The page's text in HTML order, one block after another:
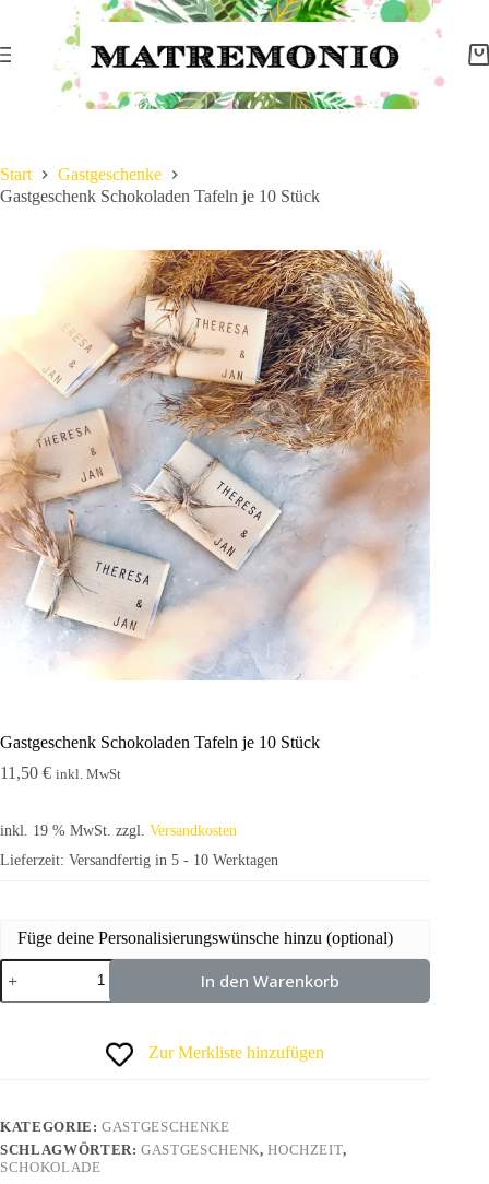
Start
Gastgeschenke
Gastgeschenk Schokoladen Tafeln je 10 Stück
Gastgeschenk Schokoladen Tafeln je 10 Stück
11,50 € inkl. MwSt
inkl. 19 % MwSt. zzgl. Versandkosten
Lieferzeit: Versandfertig in 5 - 10 Werktagen
Füge deine Personalisierungswünsche hinzu (optional)
In den Warenkorb
Zur Merkliste hinzufügen
KATEGORIE:GASTGESCHENKE
SCHLAGWÖRTER:GASTGESCHENK,HOCHZEIT,
SCHOKOLADE